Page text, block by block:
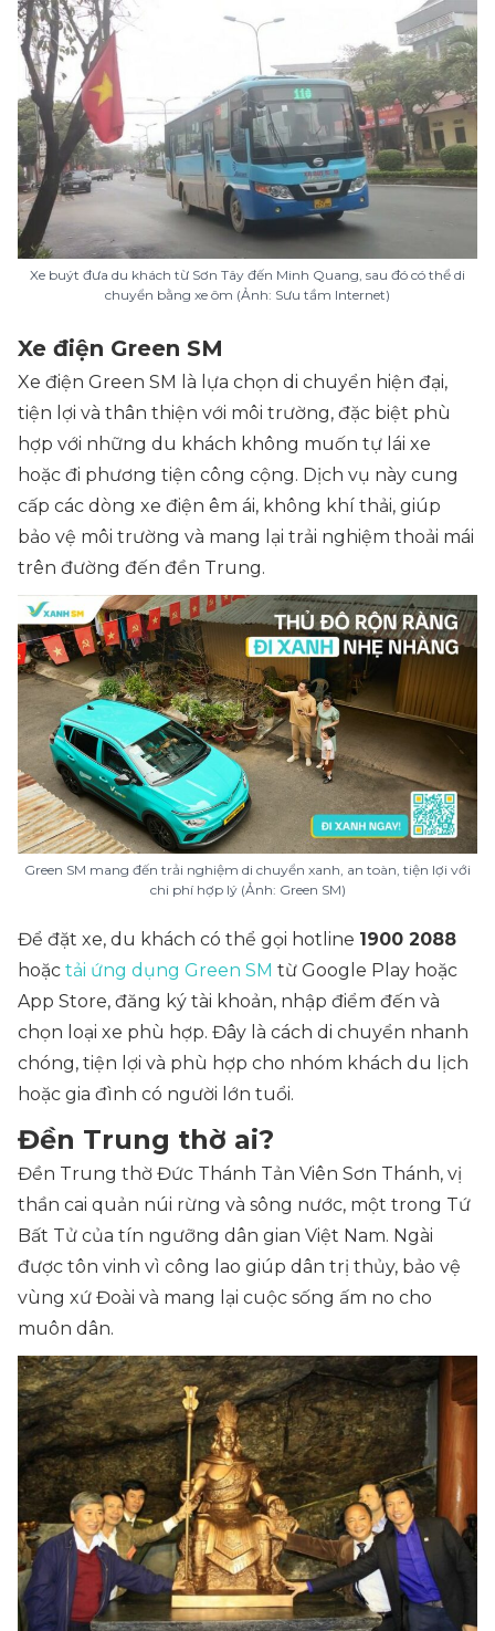
Xe buýt đưa du khách từ Sơn Tây đến Minh Quang, sau đó có thể di
chuyển bằng xe ôm (Ảnh: Sưu tầm Internet)
Xe điện Green SM
Xe điện Green SM là lựa chọn di chuyển hiện đại,
tiện lợi và thân thiện với môi trường, đặc biệt phù
hợp với những du khách không muốn tự lái xe
hoặc đi phương tiện công cộng. Dịch vụ này cung
cấp các dòng xe điện êm ái, không khí thải, giúp
bảo vệ môi trường và mang lại trải nghiệm thoải mái
trên đường đến đền Trung.
Green SM mang đến trải nghiệm di chuyển xanh, an toàn, tiện lợi với
chi phí hợp lý (Ảnh: Green SM)
Để đặt xe, du khách có thể gọi hotline 1900 2088
hoặc tải ứng dụng Green SM từ Google Play hoặc
App Store, đăng ký tài khoản, nhập điểm đến và
chọn loại xe phù hợp. Đây là cách di chuyển nhanh
chóng, tiện lợi và phù hợp cho nhóm khách du lịch
hoặc gia đình có người lớn tuổi.
Đền Trung thờ ai?
Đền Trung thờ Đức Thánh Tản Viên Sơn Thánh, vị
thần cai quản núi rừng và sông nước, một trong Tứ
Bất Tử của tín ngưỡng dân gian Việt Nam. Ngài
được tôn vinh vì công lao giúp dân trị thủy, bảo vệ
vùng xứ Đoài và mang lại cuộc sống ấm no cho
muôn dân.